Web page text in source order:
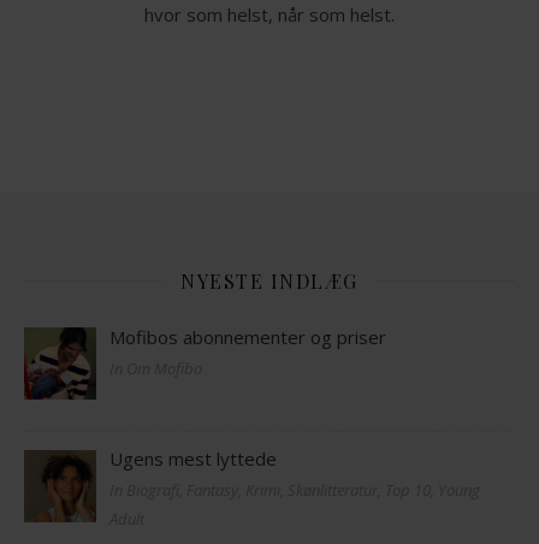
hvor som helst, når som helst.
NYESTE INDLÆG
Mofibos abonnementer og priser
Ugens mest lyttede